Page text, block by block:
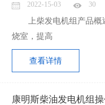
2022-15-03 30
上柴发电机组产品
烧室，提高
查看详情
康明斯柴油发电机组